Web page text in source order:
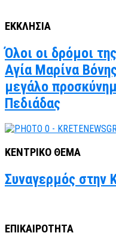
ΕΚΚΛΗΣΙΑ
Όλοι οι δρόμοι
Αγία Μαρίνα
μεγάλο
Πεδιάδας
ΚΕΝΤΡΙΚΟ ΘΕΜΑ
Συναγερμός στην
ΕΠΙΚΑΙΡΟΤΗΤΑ